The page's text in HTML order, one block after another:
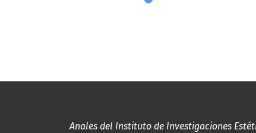
Anales del Instituto de Investigaciones